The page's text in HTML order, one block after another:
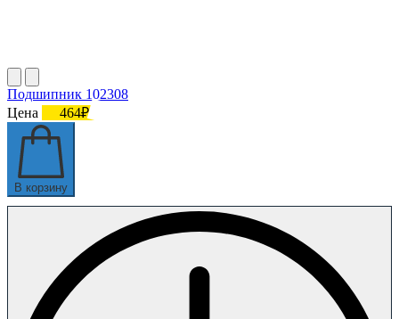
Подшипник 102308
Цена
464₽
В корзину